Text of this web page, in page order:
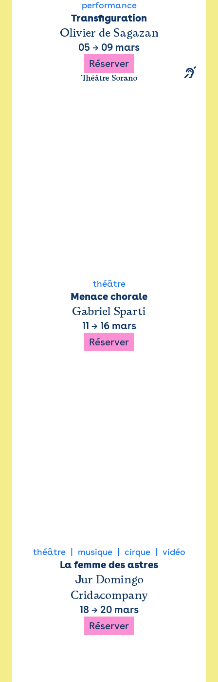
performance
Transfiguration
Olivier de Sagazan
05 → 09 mars
Réserver
Théâtre Sorano
théâtre
Menace chorale
Gabriel Sparti
11 → 16 mars
Réserver
théâtre musique cirque vidéo
La femme des astres
Jur Domingo
Cridacompany
18 → 20 mars
Réserver